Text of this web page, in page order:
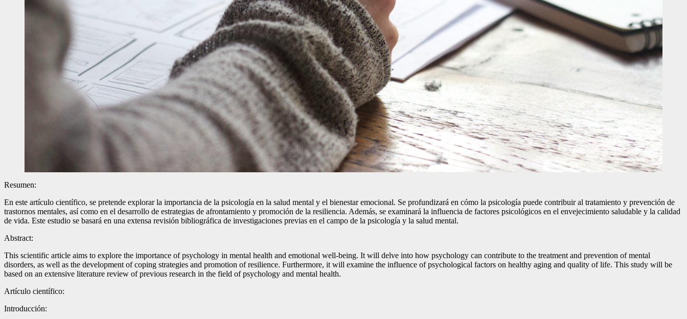
Resumen:
En este artículo científico, se pretende explorar la importancia de la psicología en la salud mental y el bienestar emocional. Se profundizará en cómo la psicología puede contribuir al tratamiento y prevención de
trastornos mentales, así como en el desarrollo de estrategias de afrontamiento y promoción de la resiliencia. Además, se examinará la influencia de factores psicológicos en el envejecimiento saludable y la calidad
de vida. Este estudio se basará en una extensa revisión bibliográfica de investigaciones previas en el campo de la psicología y la salud mental.
Abstract:
This scientific article aims to explore the importance of psychology in mental health and emotional well-being. It will delve into how psychology can contribute to the treatment and prevention of mental
disorders, as well as the development of coping strategies and promotion of resilience. Furthermore, it will examine the influence of psychological factors on healthy aging and quality of life. This study will be
based on an extensive literature review of previous research in the field of psychology and mental health.
Artículo científico:
Introducción: